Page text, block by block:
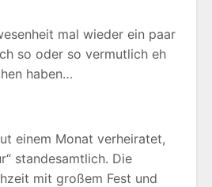
mal wieder ein paar
so oder so vermutlich eh
haben…
einem Monat verheiratet,
standesamtlich. Die
mit großem Fest und